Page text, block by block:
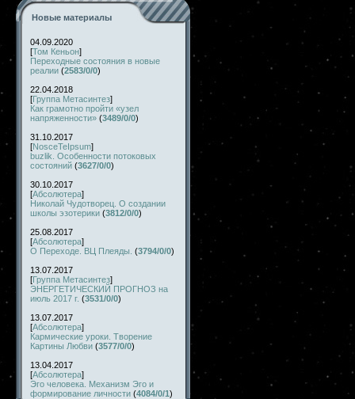
Новые материалы
04.09.2020
[Том Кеньон]
Переходные состояния в новые
реалии (2583/0/0)
22.04.2018
[Группа Метасинтез]
Как грамотно пройти «узел
напряженности» (3489/0/0)
31.10.2017
[NosceTeIpsum]
buzlik. Особенности потоковых
состояний (3627/0/0)
30.10.2017
[Абсолютера]
Николай Чудотворец. О создании
школы эзотерики (3812/0/0)
25.08.2017
[Абсолютера]
О Переходе. ВЦ Плеяды. (3794/0/0)
13.07.2017
[Группа Метасинтез]
ЭНЕРГЕТИЧЕСКИЙ ПРОГНОЗ на
июль 2017 г. (3531/0/0)
13.07.2017
[Абсолютера]
Кармические уроки. Творение
Картины Любви (3577/0/0)
13.04.2017
[Абсолютера]
Эго человека. Механизм Эго и
формирование личности (4084/0/1)